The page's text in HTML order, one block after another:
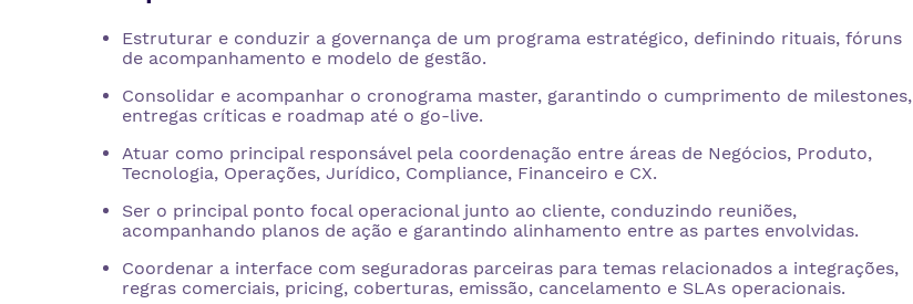
Estruturar e conduzir a governança de um programa estratégico, definindo rituais, fóruns
de acompanhamento e modelo de gestão.
Consolidar e acompanhar o cronograma master, garantindo o cumprimento de milestones,
entregas críticas e roadmap até o go-live.
Atuar como principal responsável pela coordenação entre áreas de Negócios, Produto,
Tecnologia, Operações, Jurídico, Compliance, Financeiro e CX.
Ser o principal ponto focal operacional junto ao cliente, conduzindo reuniões,
acompanhando planos de ação e garantindo alinhamento entre as partes envolvidas.
Coordenar a interface com seguradoras parceiras para temas relacionados a integrações,
regras comerciais, pricing, coberturas, emissão, cancelamento e SLAs operacionais.